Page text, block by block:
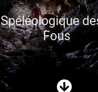
Fous